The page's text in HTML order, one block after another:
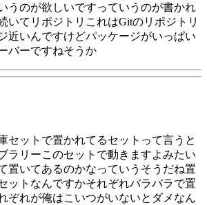
うのが欲しいですっていうのが書かれ
いてリポジトリこれはGitのリポジトリ
近いんですけどパッケージがいっぱい
バーですねそうか
セットで置かれてるセットって言うと
ラリーこのセットで動きますよみたい
置いてあるのかなっていうそうだね置
ットなんですかそれぞれバラバラで置
ぞれが俺はこいつがいないとダメなん